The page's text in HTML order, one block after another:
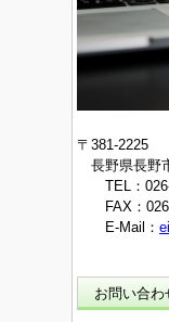
〒381-2225
長野県長野
TEL：026-
FAX：026-
E-Mail：
お問い合わ